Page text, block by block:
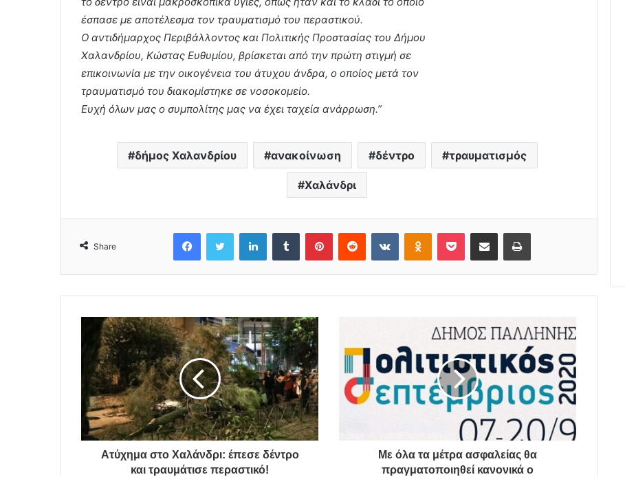
έσπασε με αποτέλεσμα τον τραυματισμό του περαστικού.
Ο αντιδήμαρχος Περιβάλλοντος και Πολιτικής Προστασίας του Δήμου
Χαλανδρίου, Κώστας Ευθυμίου, βρίσκεται από την πρώτη στιγμή σε
επικοινωνία με την οικογένεια του άτυχου άνδρα, ο οποίος μετά τον
τραυματισμό του διακομίστηκε σε νοσοκομείο.
Ευχή όλων μας ο συμπολίτης μας να έχει ταχεία ανάρρωση.”
δήμος Χαλανδρίου ανακοίνωση δέντρο τραυματισμός
Χαλάνδρι
Share
Ατύχημα στο Χαλάνδρι: έπεσε δέντρο
και τραυμάτισε περαστικό!
Με όλα τα μέτρα ασφαλείας θα
πραγματοποιηθεί κανονικά ο